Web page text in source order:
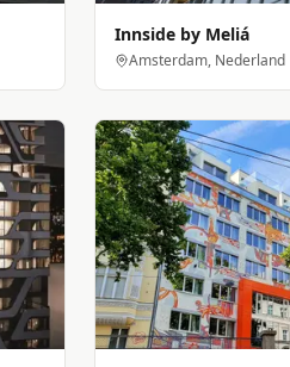
Innside by Meliá
Amsterdam, Nederland